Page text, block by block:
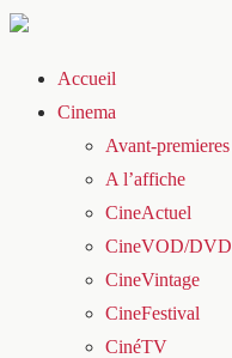
Accueil
Cinema
Avant-premieres
A l’affiche
CineActuel
CineVOD/DVD
CineVintage
CineFestival
CinéTV